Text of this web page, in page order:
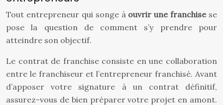
Tout entrepreneur qui songe à ouvrir une franchisese
pose la question de comment s’y prendre pour
atteindre son objectif.
Le contrat de franchise consiste en une collaboration
entre le franchiseur et l’entrepreneur franchisé. Avant
d’apposer votre signature à un contrat définitif,
assurez-vous de bien préparer votre projet en amont.